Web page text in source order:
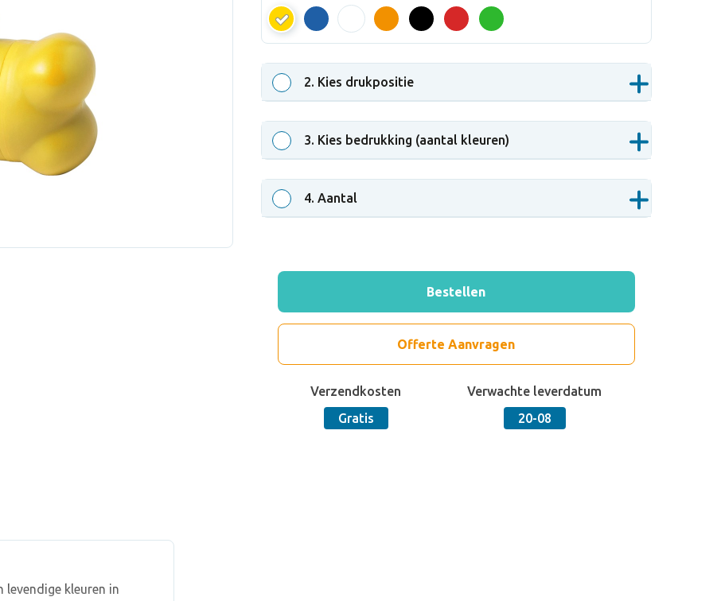
AMA
2. Kies drukpositie
3. Kies bedrukking (aantal kleuren)
4. Aantal
Bestellen
Offerte Aanvragen
Verzendkosten
Gratis
Verwachte leverdatum
20-08
levendige kleuren in